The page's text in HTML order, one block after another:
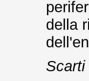
della